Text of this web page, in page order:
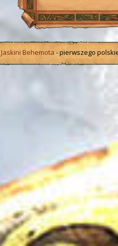
Jaskini Behemota - pierwszego